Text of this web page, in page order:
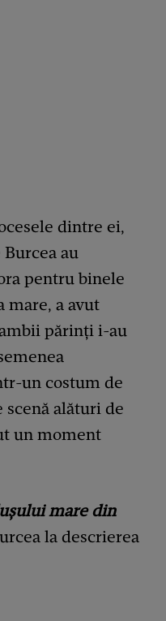
dintre ei,
Burcea au
pentru binele
mare, a avut
părinți i-au
un costum de
alături de
un moment
mare din
la descrierea